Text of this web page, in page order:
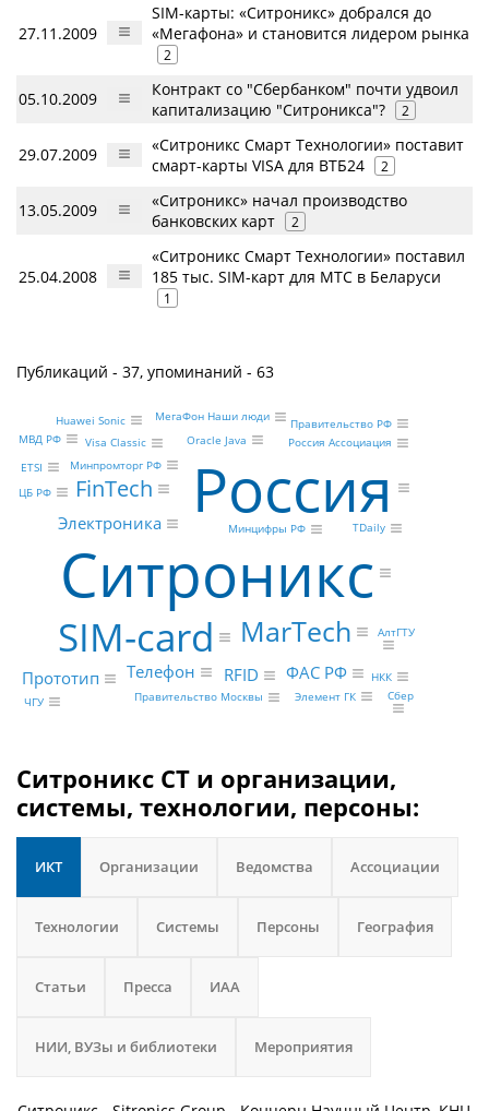
27.11.2009
SIM-карты: «Ситроникс» добрался до
«Мегафона» и становится лидером рынка
2
05.10.2009
Контракт со "Сбербанком" почти удвоил
капитализацию "Ситроникса"?
2
29.07.2009
«Ситроникс Смарт Технологии» поставит
смарт-карты VISA для ВТБ24
2
13.05.2009
«Ситроникс» начал производство
банковских карт
2
25.04.2008
«Ситроникс Смарт Технологии» поставил
185 тыс. SIM-карт для МТС в Беларуси
1
Публикаций - 37, упоминаний - 63
Ситроникс
Россия
SIM-card MarTech
FinTech
Прототип Телефон
Электроника
RFID ФАС РФ
Минцифры РФ
Минпромторг РФ
Россия Ассоциация
Oracle Java
Visa Classic
Правительство Москвы
TDaily
Элемент ГК
ЦБ РФ
Правительство РФ
МВД РФ
МегаФон Наши люди
Сбер
Huawei Sonic
НКК
АлтГТУ
ETSI
ЧГУ
Ситроникс СТ и организации,
системы, технологии, персоны:
ИКТ Организации Ведомства Ассоциации
Технологии Системы Персоны География
Статьи Пресса ИАА
НИИ, ВУЗы и библиотеки Мероприятия